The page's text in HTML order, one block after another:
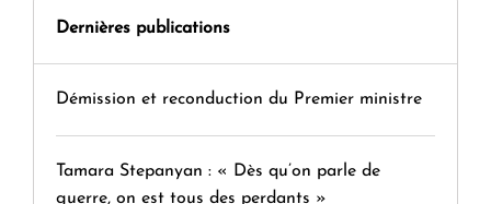
Dernières publications
Démission et reconduction du Premier ministre
Tamara Stepanyan : « Dès qu’on parle de
guerre, on est tous des perdants »